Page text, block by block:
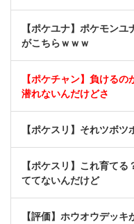
【ポケユナ】ポケモン
がこちらｗｗｗ
【ポケチャン】負ける
潜れないんだけどさ
【ポケスリ】それツボ
【ポケスリ】これ育て
ててないんだけど
【評価】ホウオウデッキ